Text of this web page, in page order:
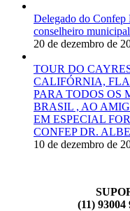
Delegado do Confep
conselheiro
20 de dezembro de
TOUR DO
CALIFÓRNIA,
PARA TODOS OS
BRASIL , AO
EM ESPECIAL
CONFEP DR.
10 de dezembro de
(11) 93004